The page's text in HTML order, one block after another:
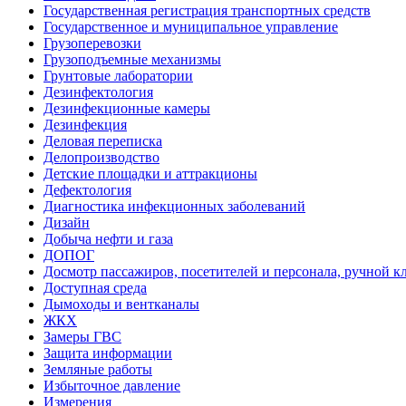
Государственная регистрация транспортных средств
Государственное и муниципальное управление
Грузоперевозки
Грузоподъемные механизмы
Грунтовые лаборатории
Дезинфектология
Дезинфекционные камеры
Дезинфекция
Деловая переписка
Делопроизводство
Детские площадки и аттракционы
Дефектология
Диагностика инфекционных заболеваний
Дизайн
Добыча нефти и газа
ДОПОГ
Досмотр пассажиров, посетителей и персонала, ручной
Доступная среда
Дымоходы и вентканалы
ЖКХ
Замеры ГВС
Защита информации
Земляные работы
Избыточное давление
Измерения